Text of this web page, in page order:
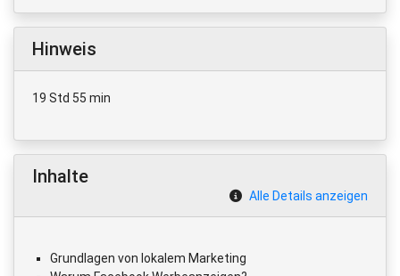
Hinweis
19 Std 55 min
Inhalte
Alle Details anzeigen
Grundlagen von lokalem Marketing